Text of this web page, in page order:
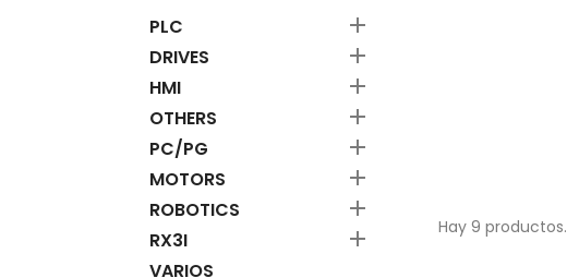
PLC 
DRIVES 
HMI 
OTHERS 
PC/PG 
MOTORS 
ROBOTICS 
RX3I 
VARIOS
Hay 9 productos.